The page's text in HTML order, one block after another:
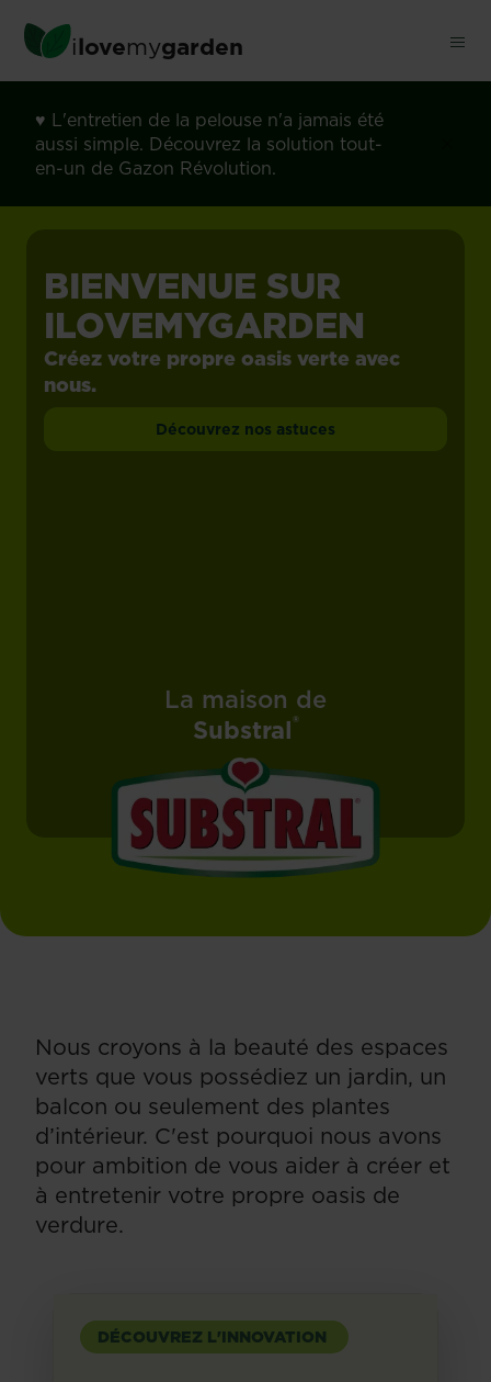
main
content
ilovemygarden
♥ L'entretien de la pelouse n'a jamais été
aussi simple. Découvrez la solution tout-
en-un de Gazon Révolution.
BIENVENUE SUR
ILOVEMYGARDEN
Créez votre propre oasis verte avec
nous.
Découvrez nos astuces
La maison de
Substral®
Nous croyons à la beauté des espaces
verts que vous possédiez un jardin, un
balcon ou seulement des plantes
d’intérieur. C'est pourquoi nous avons
pour ambition de vous aider à créer et
à entretenir votre propre oasis de
verdure.
DÉCOUVREZ L'INNOVATION